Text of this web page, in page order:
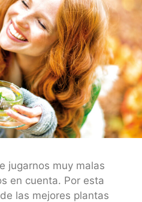
jugarnos muy malas
en cuenta. Por esta
las mejores plantas